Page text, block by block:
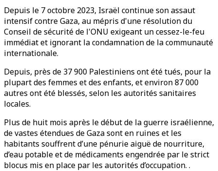
Depuis le 7 octobre 2023, Israël continue son assaut
intensif contre Gaza, au mépris d'une résolution du
Conseil de sécurité de l'ONU exigeant un cessez-le-feu
immédiat et ignorant la condamnation de la communauté
internationale.
Depuis, près de 37 900 Palestiniens ont été tués, pour la
plupart des femmes et des enfants, et environ 87 000
autres ont été blessés, selon les autorités sanitaires
locales.
Plus de huit mois après le début de la guerre israélienne,
de vastes étendues de Gaza sont en ruines et les
habitants souffrent d’une pénurie aiguë de nourriture,
d’eau potable et de médicaments engendrée par le strict
blocus mis en place par les autorités d’occupation. .